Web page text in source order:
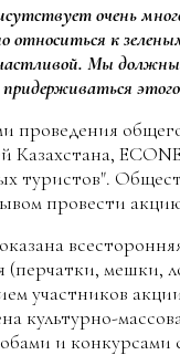
очень
относиться к
Мы должны
этого
проведения
Казахстана,
туристов".
провести
(перчатки, мешки,
участников
культурно-
и